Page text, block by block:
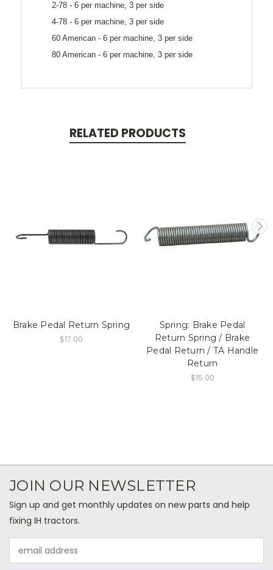
2-78 - 6 per machine, 3 per side
4-78 - 6 per machine, 3 per side
60 American - 6 per machine, 3 per side
80 American - 6 per machine, 3 per side
RELATED PRODUCTS
Brake Pedal Return Spring
$17.00
Spring: Brake Pedal
Return Spring / Brake
Pedal Return / TA Handle
Return
$15.00
JOIN OUR NEWSLETTER
Sign up and get monthly updates on new parts and help
fixing IH tractors.
Address